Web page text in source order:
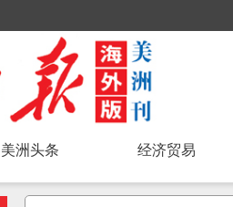
美洲头条 经济贸易